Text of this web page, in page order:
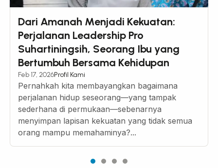
Dari Amanah Menjadi Kekuatan:
Perjalanan Leadership Pro
Suhartiningsih, Seorang Ibu yang
Bertumbuh Bersama Kehidupan
Feb 17, 2026Profil Kami
Pernahkah kita membayangkan bagaimana
perjalanan hidup seseorang—yang tampak
sederhana di permukaan—sebenarnya
menyimpan lapisan kekuatan yang tidak semua
orang mampu memahaminya?...